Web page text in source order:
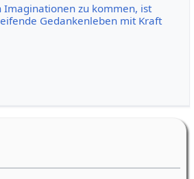
Imaginationen zu kommen, ist
Gedankenleben mit Kraft